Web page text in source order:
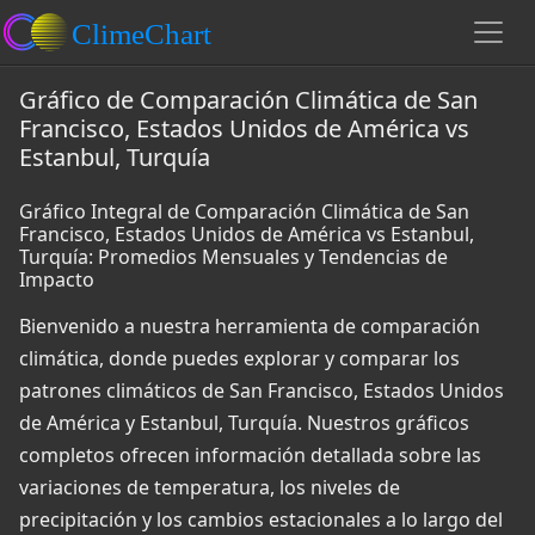
Gráfico de Comparación Climática de San
Francisco, Estados Unidos de América vs
Estanbul, Turquía
Gráfico Integral de Comparación Climática de San
Francisco, Estados Unidos de América vs Estanbul,
Turquía: Promedios Mensuales y Tendencias de
Impacto
Bienvenido a nuestra herramienta de comparación
climática, donde puedes explorar y comparar los
patrones climáticos de San Francisco, Estados Unidos
de América y Estanbul, Turquía. Nuestros gráficos
completos ofrecen información detallada sobre las
variaciones de temperatura, los niveles de
precipitación y los cambios estacionales a lo largo del